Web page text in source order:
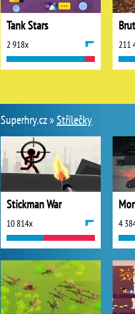
Tank Stars
2 918x 211
Superhry.cz »Střílečky
Stickman War
10 814x 4